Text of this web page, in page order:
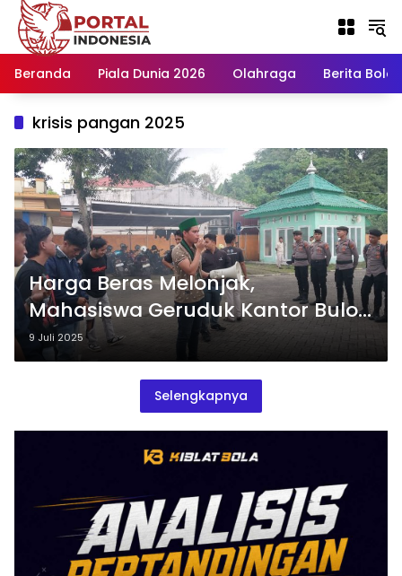
Langsung
konten
Beranda
Piala Dunia 2026 Olahraga Berita Bola
krisis pangan 2025
Harga Beras Melonjak,
Mahasiswa Geruduk Kantor Bulog
Mamuju
9 Juli 2025
Selengkapnya